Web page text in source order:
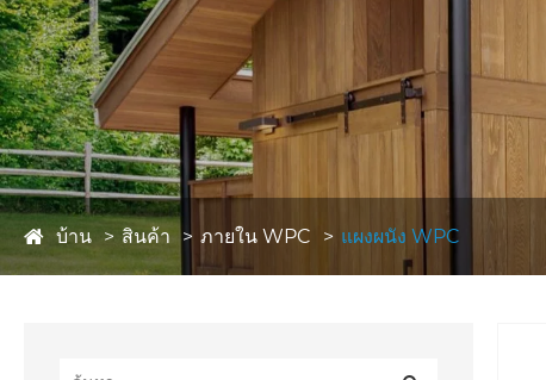
บ้าน สินค้า ภายใน WPC แผงผนัง WPC